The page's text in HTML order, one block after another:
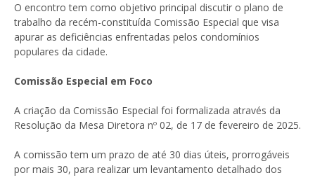
O encontro tem como objetivo principal discutir o plano de
trabalho da recém-constituída Comissão Especial que visa
apurar as deficiências enfrentadas pelos condomínios
populares da cidade.
Comissão Especial em Foco
A criação da Comissão Especial foi formalizada através da
Resolução da Mesa Diretora nº 02, de 17 de fevereiro de 2025.
A comissão tem um prazo de até 30 dias úteis, prorrogáveis
por mais 30, para realizar um levantamento detalhado dos